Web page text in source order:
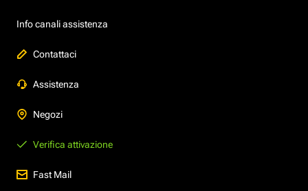
Info canali assistenza
Contattaci
Assistenza
Negozi
Verifica attivazione
Fast Mail